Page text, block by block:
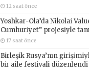
12 saat önce
Yoshkar-Ola’da Nikolai
Cumhuriyet” projesiyle
17 saat önce
Birleşik Rusya’nın
bir aile festivali düzenlendi